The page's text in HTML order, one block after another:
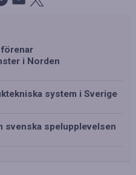
förenar
i Norden
system i Sverige
svenska spelupplevelsen